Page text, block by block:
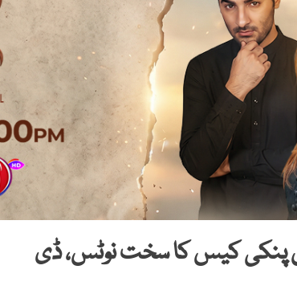
پنکی کیس کا سخت نوٹس، ڈی